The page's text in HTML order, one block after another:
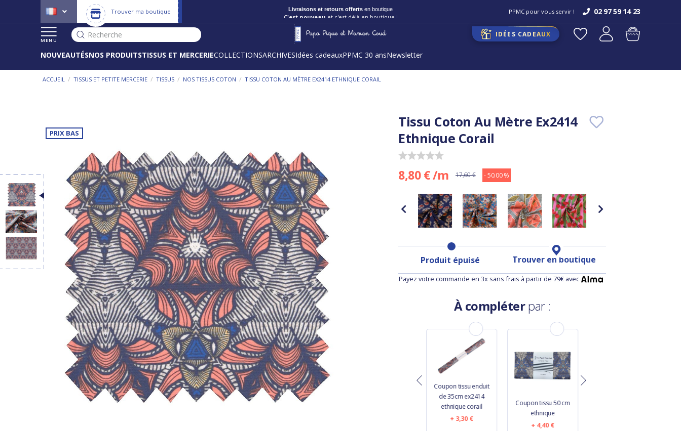
Trouver ma boutique Livraisons et retours offerts en boutique
C'est nouveau et c'est déjà en boutique !
PPMC pour vous servir ! 02 97 59 14 23
MENU
Recherche IDÉES CADEAUX
NOUVEAUTÉSNOS PRODUITSTISSUS ET MERCERIECOLLECTIONSARCHIVESIdées cadeauxPPMC 30 ansNewsletter
ACCUEIL / TISSUS ET PETITE MERCERIE / TISSUS / NOS TISSUS COTON / TISSU COTON AU MÈTRE EX2414 ETHNIQUE CORAIL
PRIX BAS
Tissu Coton Au Mètre Ex2414
Ethnique Corail
8,80 € /m 17,60 € - 50.00 %
Produit épuisé Trouver en boutique
Payez votre commande en 3x sans frais à partir de 79€ avec
À compléterpar :
Tissu coton au
Coupon tissu enduit
de 35cm ex2414
ethnique corail
3,30 €
Coupon tissu 50 cm
ethnique
4,40 €